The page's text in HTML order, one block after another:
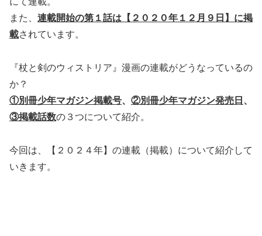
また、 連載開始の第１話は【２０２０年１２月９日】に掲
載されています。
『杖と剣のウィストリア』漫画の連載がどうなっているの
か？
①別冊少年マガジン掲載号、 ②別冊少年マガジン発売日 、
③掲載話数の３つについて紹介。
今回は、【２０２４年】の連載（掲載）について紹介して
いきます。